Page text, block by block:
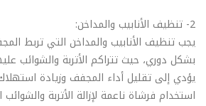
2- تنظيف الأنابيب والمداخن:
يجب تنظيف الأنابيب والمداخن التي تربط
بشكل دوري، حيث تتراكم الأتربة والشوائب
يؤدي إلى تقليل أداء المجفف وزيادة
استخدام فرشاة ناعمة لإزالة الأتربة